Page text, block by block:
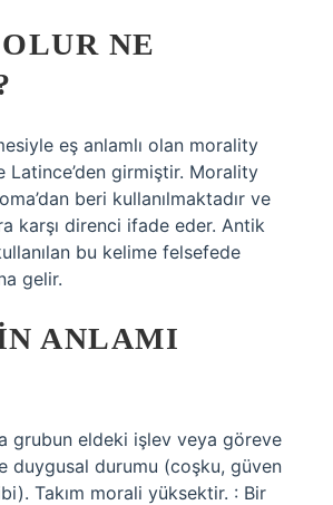
NE
eş anlamlı olan morality
Latince’den girmiştir. Morality
beri kullanılmaktadır ve
karşı direnci ifade eder. Antik
bu kelime felsefede
gelir.
ANLAMI
grubun eldeki işlev veya göreve
duygusal durumu (coşku, güven
Takım morali yüksektir. : Bir